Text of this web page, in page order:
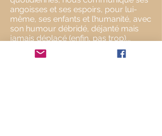
angoisses et ses espoirs, pour lui-
même, ses enfants et l’humanité, avec
son humour débridé, déjanté mais
jamais déplacé (enfin, pas trop)...
Site officiel d'Emmanuel Bilodeau